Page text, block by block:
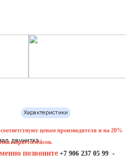
Характеристики
двунитка
ценам производителя и на 20%
маркетплейсов.
позвоните+7 906 237 05 99 -